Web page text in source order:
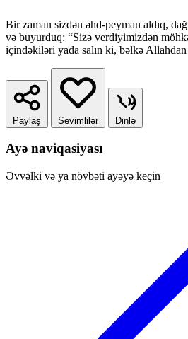
Bir zaman sizdən əhd-peyman aldıq,
və buyurduq: “Sizə verdiyimizdən
içindəkiləri yada salın ki, bəlkə Allahdan
Paylaş Sevimlilər Dinlə
Ayə naviqasiyası
Əvvəlki və ya növbəti ayəyə keçin